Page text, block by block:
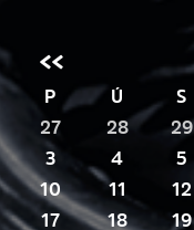
<<
P Ú S
27
28 29
3
4 5
10
11 12
17
18 19